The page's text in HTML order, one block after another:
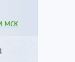
МСК